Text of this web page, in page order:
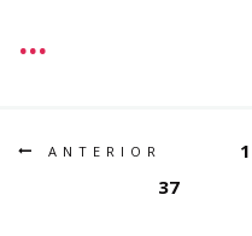
ANTERIOR 1
37